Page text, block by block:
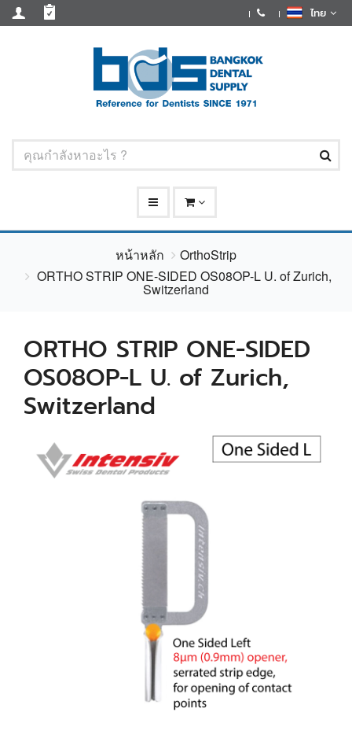
ไทย
หน้าหลัก
OrthoStrip
ORTHO STRIP ONE-SIDED OS08OP-L U. of Zurich,
Switzerland
ORTHO STRIP ONE-SIDED
OS08OP-L U. of Zurich,
Switzerland